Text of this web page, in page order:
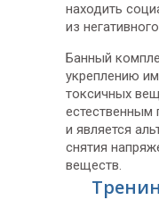
находить
из
Банный
укреплению
токсичных
естественным
и является
снятия
веществ.